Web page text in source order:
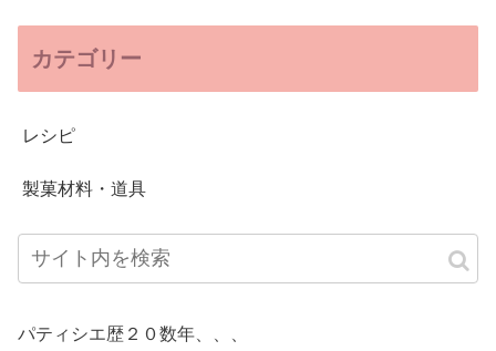
カテゴリー
レシピ
製菓材料・道具
パティシエ歴２０数年、、、